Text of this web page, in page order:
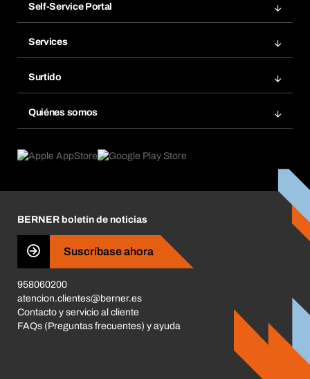
Self-Service Portal
Grupos Favoritos
Repetir pedido
Pedidos programados
Services
Gestión Química
eProcurement
Buscadores de productos
Surtido
Quiénes somos
Lo que nos mueve
Tiendas BERNER
Business Conduct
BERNER boletín de noticias
Suscríbase ahora
958060200
atencion.clientes@berner.es
Contacto y servicio al cliente
FAQs (Preguntas frecuentes) y ayuda